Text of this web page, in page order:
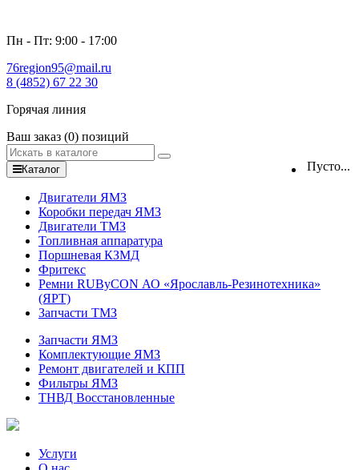
Пн - Пт: 9:00 - 17:00
76region95@mail.ru
8 (4852) 67 22 30
Горячая линия
Ваш заказ (0) позиций
Пусто...
Каталог
Двигатели ЯМЗ
Коробки передач ЯМЗ
Двигатели ТМЗ
Топливная аппаратура
Поршневая КЗМД
Фритекс
Ремни RUByCON АО «Ярославль-Резинотехника»
(ЯРТ)
Запчасти ТМЗ
Запчасти ЯМЗ
Комплектующие ЯМЗ
Ремонт двигателей и КПП
Фильтры ЯМЗ
ТНВД Восстановленные
Услуги